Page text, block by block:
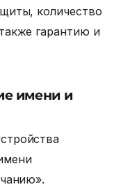
количество
гарантию и
имени и